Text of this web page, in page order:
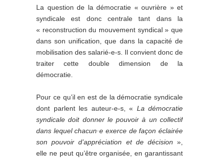
La question de la démocratie « ouvrière » et
syndicale est donc centrale tant dans la
« reconstruction du mouvement syndical » que
dans son unification, que dans la capacité de
mobilisation des salarié-e-s. Il convient donc de
traiter cette double dimension de la
démocratie.
Pour ce qu’il en est de la démocratie syndicale
dont parlent les auteur-e-s, « La démocratie
syndicale doit donner le pouvoir à un collectif
dans lequel chacun·e exerce de façon éclairée
son pouvoir d’appréciation et de décision »,
elle ne peut qu’être organisée, en garantissant